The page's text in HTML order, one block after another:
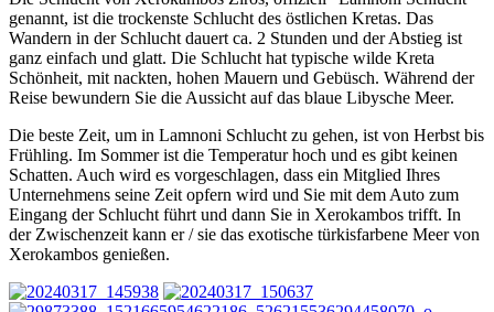
genannt, ist die trockenste Schlucht des östlichen Kretas. Das
Wandern in der Schlucht dauert ca. 2 Stunden und der Abstieg ist
ganz einfach und glatt. Die Schlucht hat typische wilde Kreta
Schönheit, mit nackten, hohen Mauern und Gebüsch. Während der
Reise bewundern Sie die Aussicht auf das blaue Libysche Meer.
Die beste Zeit, um in Lamnoni Schlucht zu gehen, ist von Herbst bis
Frühling. Im Sommer ist die Temperatur hoch und es gibt keinen
Schatten. Auch wird es vorgeschlagen, dass ein Mitglied Ihres
Unternehmens seine Zeit opfern wird und Sie mit dem Auto zum
Eingang der Schlucht führt und dann Sie in Xerokambos trifft. In
der Zwischenzeit kann er / sie das exotische türkisfarbene Meer von
Xerokambos genießen.